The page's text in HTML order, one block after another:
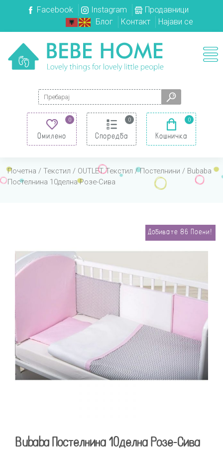
Facebook Instagram
Продавници
Блог
Контакт Најави се
Search for:
0
Омилено
0
Споредба
0
Кошничка
Почетна / Текстил / OUTLET Текстил /Постелнини / Bubaba
Постелнина 10делна Розе-Сива
Добивате 86 Поени!
Bubaba Постелнина 10делна Розе-Сива